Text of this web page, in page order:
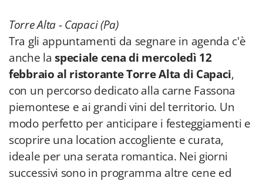
Torre Alta - Capaci (Pa)
Tra gli appuntamenti da segnare in agenda c'è
anche laspeciale cena di mercoledì 12
febbraio al ristorante Torre Alta di Capaci,
con un percorso dedicato alla carne Fassona
piemontese e ai grandi vini del territorio. Un
modo perfetto per anticipare i festeggiamenti e
scoprire una location accogliente e curata,
ideale per una serata romantica. Nei giorni
successivi sono in programma altre cene ed